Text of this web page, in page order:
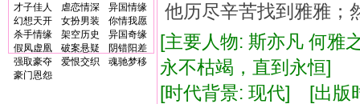
才子佳人
虐恋情深
异国情缘
幻想天开
女扮男装
你情我愿
杀手情缘
架空历史
异国奇缘
假凤虚凰
破案悬疑
阴错阳差
强取豪夺
爱恨交织
魂驰梦移
豪门恩怨
他历尽辛苦找到雅雅；
[主要人物: 斯亦凡 何
永不枯竭，直到永恒]
[时代背景: 现代] [出